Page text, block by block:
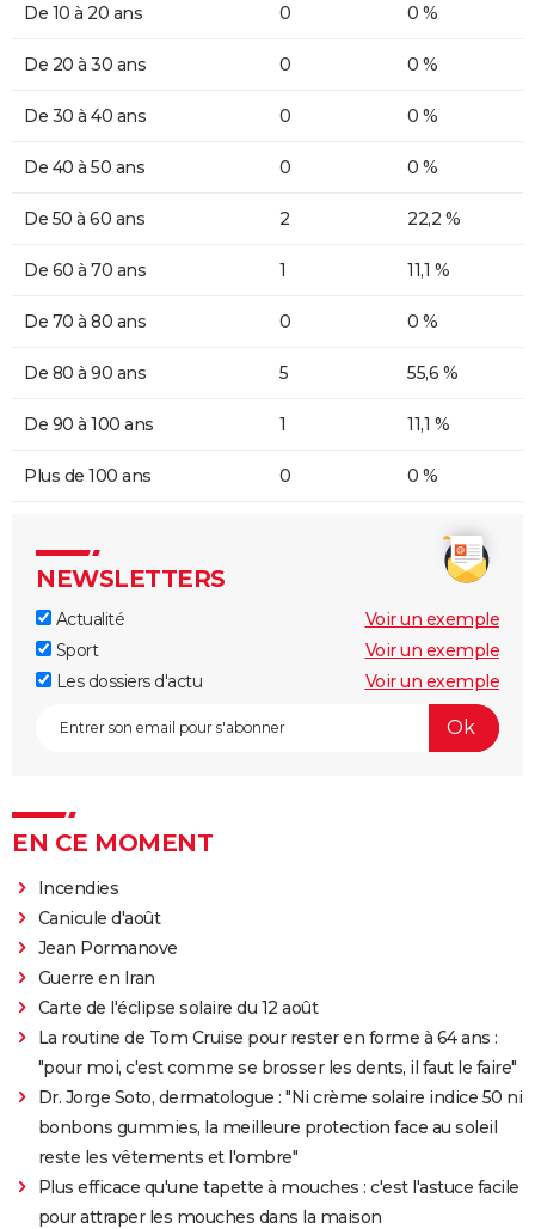
De 10 à 20 ans 0 0 %
De 20 à 30 ans 0 0 %
De 30 à 40 ans 0 0 %
De 40 à 50 ans 0 0 %
De 50 à 60 ans 2 22,2 %
De 60 à 70 ans 1 11,1 %
De 70 à 80 ans 0 0 %
De 80 à 90 ans 5 55,6 %
De 90 à 100 ans 1 11,1 %
Plus de 100 ans 0 0 %
NEWSLETTERS
Actualité
Voir un exemple
Sport
Voir un exemple
Les dossiers d'actu
Voir un exemple
EN CE MOMENT
Incendies
Canicule d'août
Jean Pormanove
Guerre en Iran
Carte de l'éclipse solaire du 12 août
La routine de Tom Cruise pour rester en forme à 64 ans :
"pour moi, c'est comme se brosser les dents, il faut le faire"
Dr. Jorge Soto, dermatologue : "Ni crème solaire indice 50 ni
bonbons gummies, la meilleure protection face au soleil
reste les vêtements et l'ombre"
Plus efficace qu'une tapette à mouches : c'est l'astuce facile
pour attraper les mouches dans la maison